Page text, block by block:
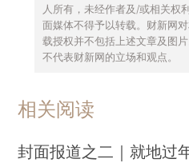
人所有，未经作者及/或相关权
面媒体不得予以转载。财新网
载授权并不包括上述文章及图
不代表财新网的立场和观点。
相关阅读
封面报道之二｜就地过